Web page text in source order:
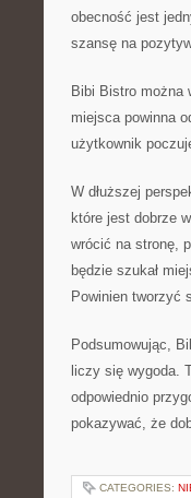
obecność jest
szansę na
Bibi Bistro można
miejsca powinna
użytkownik
W dłuższej
które jest dobrze
wrócić na stronę,
będzie szukał
Powinien tworzyć
Podsumowując,
liczy się wygoda.
odpowiednio
pokazywać, że
CATEGORIES: